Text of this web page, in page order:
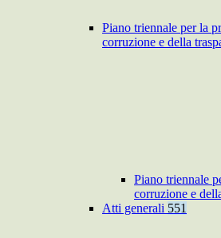
Piano triennale per la
corruzione e della
Piano triennale
corruzione e
Atti generali 551